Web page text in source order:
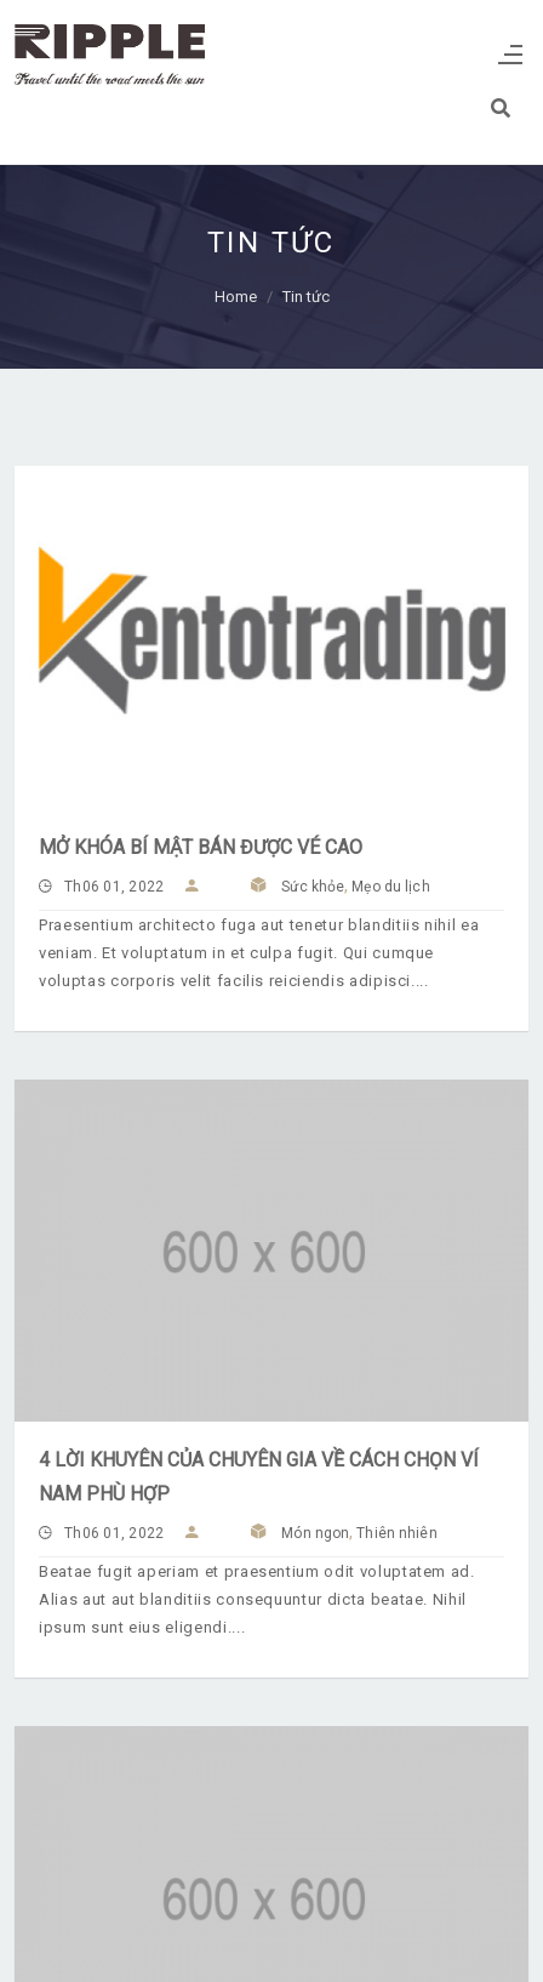
TIN TỨC
Home Tin tức
MỞ KHÓA BÍ MẬT BÁN ĐƯỢC VÉ CAO
Th06 01, 2022 Sức khỏe, Mẹo du lịch
Praesentium architecto fuga aut tenetur blanditiis nihil ea
veniam. Et voluptatum in et culpa fugit. Qui cumque
voluptas corporis velit facilis reiciendis adipisci.
4 LỜI KHUYÊN CỦA CHUYÊN GIA VỀ CÁCH CHỌN VÍ
NAM PHÙ HỢP
Th06 01, 2022 Món ngon,Thiên nhiên
Beatae fugit aperiam et praesentium odit voluptatem ad.
Alias aut aut blanditiis consequuntur dicta beatae. Nihil
ipsum sunt eius eligendi.